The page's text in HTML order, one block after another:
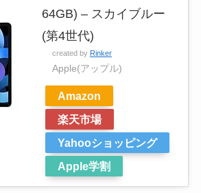
64GB) – スカイブルー
(第4世代)
created by Rinker
Apple(アップル)
Amazon
楽天市場
Yahooショッピング
Apple学割